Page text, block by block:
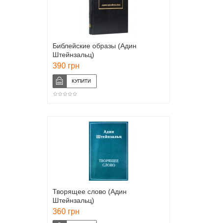
Библейские образы (Адин
Штейнзальц)
390 грн
Творящее слово (Адин
Штейнзальц)
360 грн